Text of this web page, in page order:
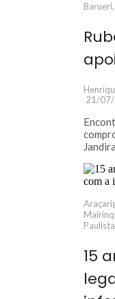
Barueri,
21/
Paulista
15